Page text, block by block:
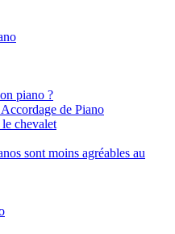
piano ?
de Piano
chevalet
sont moins agréables au